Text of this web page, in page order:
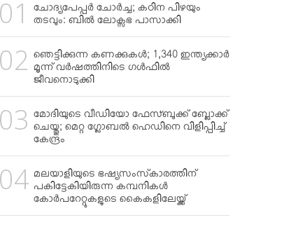
ചോദ്യപേപ്പര്‍ ചോര്‍ച്ച; കഠിന പിഴയും
തടവും: ബില്‍ ലോക്സഭ പാസാക്കി
ഞെട്ടിക്കുന്ന കണക്കുകള്‍; 1,340 ഇന്ത്യക്കാര്‍
മൂന്ന് വര്‍ഷത്തിനിടെ ഗള്‍ഫില്‍
ജീവനൊടുക്കി
മോദിയുടെ വീഡിയോ ഫേസ്ബുക്ക് ബ്ലോക്ക്
ചെയ്തു; മെറ്റ ഗ്ലോബല്‍ ഹെഡിനെ വിളിപ്പിച്ച്
കേന്ദ്രം
മലയാളിയുടെ ഭഷ്യസംസ്‌കാരത്തിന്
പകിട്ടേകിയിരുന്ന കമ്പനികള്‍
കോര്‍പറേറ്റുകളുടെ കൈകളിലേയ്ക്ക്